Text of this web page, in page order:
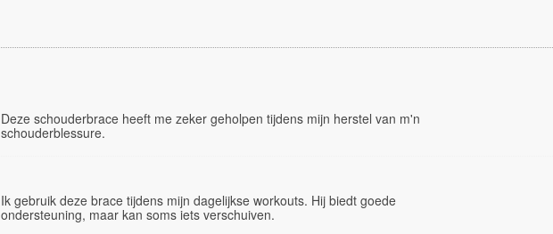
Deze schouderbrace heeft me zeker geholpen tijdens mijn herstel van m'n
schouderblessure.
Ik gebruik deze brace tijdens mijn dagelijkse workouts. Hij biedt goede
ondersteuning, maar kan soms iets verschuiven.